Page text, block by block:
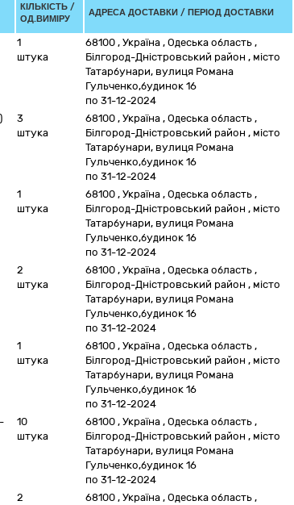
КІЛЬКІСТЬ /
ОД.ВИМІРУ
АДРЕСА ДОСТАВКИ / ПЕРІОД ДОСТАВКИ
1
штука
68100 , Україна , Одеська область ,
Білгород-Дністровський район , місто
Татарбунари, вулиця Романа
Гульченко,будинок 16
по 31-12-2024
3
штука
68100 , Україна , Одеська область ,
Білгород-Дністровський район , місто
Татарбунари, вулиця Романа
Гульченко,будинок 16
по 31-12-2024
1
штука
68100 , Україна , Одеська область ,
Білгород-Дністровський район , місто
Татарбунари, вулиця Романа
Гульченко,будинок 16
по 31-12-2024
2
штука
68100 , Україна , Одеська область ,
Білгород-Дністровський район , місто
Татарбунари, вулиця Романа
Гульченко,будинок 16
по 31-12-2024
1
штука
68100 , Україна , Одеська область ,
Білгород-Дністровський район , місто
Татарбунари, вулиця Романа
Гульченко,будинок 16
по 31-12-2024
10
штука
68100 , Україна , Одеська область ,
Білгород-Дністровський район , місто
Татарбунари, вулиця Романа
Гульченко,будинок 16
по 31-12-2024
2
68100 , Україна , Одеська область ,